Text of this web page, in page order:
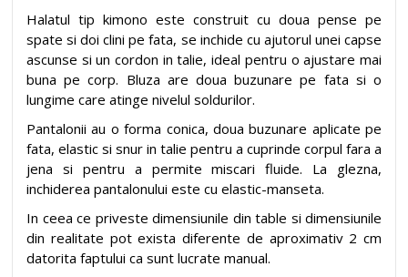
Halatul tip kimono este construit cu doua pense pe
spate si doi clini pe fata, se inchide cu ajutorul unei capse
ascunse si un cordon in talie, ideal pentru o ajustare mai
buna pe corp. Bluza are doua buzunare pe fata si o
lungime care atinge nivelul soldurilor.
Pantalonii au o forma conica, doua buzunare aplicate pe
fata, elastic si snur in talie pentru a cuprinde corpul fara a
jena si pentru a permite miscari fluide. La glezna,
inchiderea pantalonului este cu elastic-manseta.
In ceea ce priveste dimensiunile din table si dimensiunile
din realitate pot exista diferente de aproximativ 2 cm
datorita faptului ca sunt lucrate manual.